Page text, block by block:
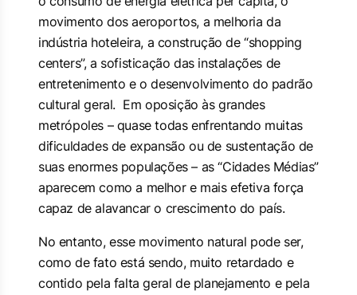
movimento dos aeroportos, a melhoria da
indústria hoteleira, a construção de “shopping
centers”, a sofisticação das instalações de
entretenimento e o desenvolvimento do padrão
cultural geral. Em oposição às grandes
metrópoles – quase todas enfrentando muitas
dificuldades de expansão ou de sustentação de
suas enormes populações – as “Cidades Médias”
aparecem como a melhor e mais efetiva força
capaz de alavancar o crescimento do país.
No entanto, esse movimento natural pode ser,
como de fato está sendo, muito retardado e
contido pela falta geral de planejamento e pela